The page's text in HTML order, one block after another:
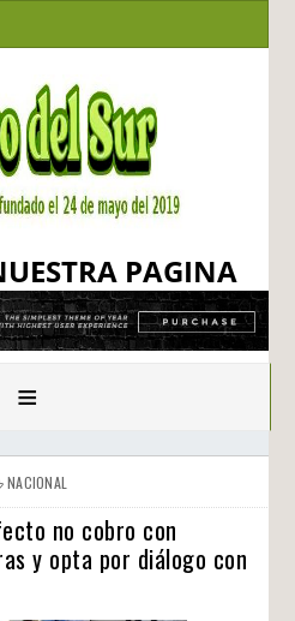
PAGINA
≡
NACIONAL
no cobro con
y opta por diálogo con